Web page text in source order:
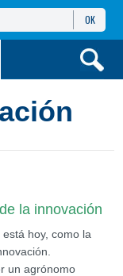
OK
la innovación
hoy, como la
un agrónomo